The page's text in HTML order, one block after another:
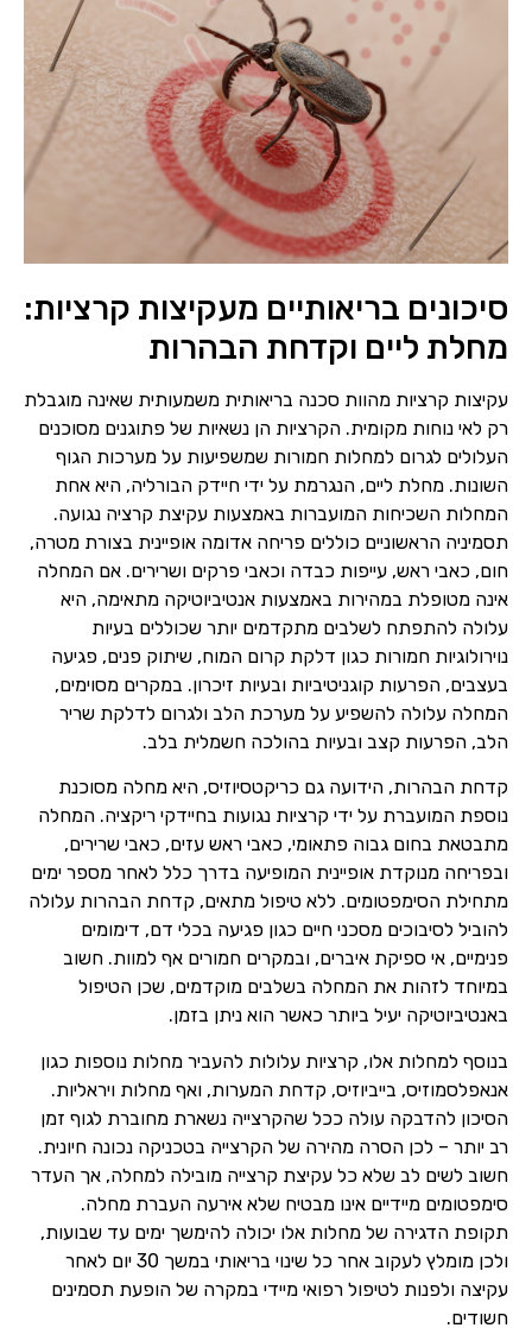
סיכונים בריאותיים מעקיצות קרציות:
מחלת ליים וקדחת הבהרות
עקיצות קרציות מהוות סכנה בריאותית משמעותית שאינה מוגבלת
רק לאי נוחות מקומית. הקרציות הן נשאיות של פתוגנים מסוכנים
העלולים לגרום למחלות חמורות שמשפיעות על מערכות הגוף
השונות. מחלת ליים, הנגרמת על ידי חיידק הבורליה, היא אחת
המחלות השכיחות המועברות באמצעות עקיצת קרציה נגועה.
תסמיניה הראשוניים כוללים פריחה אדומה אופיינית בצורת מטרה,
חום, כאבי ראש, עייפות כבדה וכאבי פרקים ושרירים. אם המחלה
אינה מטופלת במהירות באמצעות אנטיביוטיקה מתאימה, היא
עלולה להתפתח לשלבים מתקדמים יותר שכוללים בעיות
נוירולוגיות חמורות כגון דלקת קרום המוח, שיתוק פנים, פגיעה
בעצבים, הפרעות קוגניטיביות ובעיות זיכרון. במקרים מסוימים,
המחלה עלולה להשפיע על מערכת הלב ולגרום לדלקת שריר
הלב, הפרעות קצב ובעיות בהולכה חשמלית בלב.
קדחת הבהרות, הידועה גם כריקטסיוזיס, היא מחלה מסוכנת
נוספת המועברת על ידי קרציות נגועות בחיידקי ריקציה. המחלה
מתבטאת בחום גבוה פתאומי, כאבי ראש עזים, כאבי שרירים,
ובפריחה מנוקדת אופיינית המופיעה בדרך כלל לאחר מספר ימים
מתחילת הסימפטומים. ללא טיפול מתאים, קדחת הבהרות עלולה
להוביל לסיבוכים מסכני חיים כגון פגיעה בכלי דם, דימומים
פנימיים, אי ספיקת איברים, ובמקרים חמורים אף למוות. חשוב
במיוחד לזהות את המחלה בשלבים מוקדמים, שכן הטיפול
באנטיביוטיקה יעיל ביותר כאשר הוא ניתן בזמן.
בנוסף למחלות אלו, קרציות עלולות להעביר מחלות נוספות כגון
אנאפלסמוזיס, בייביוזיס, קדחת המערות, ואף מחלות ויראליות.
הסיכון להדבקה עולה ככל שהקרצייה נשארת מחוברת לגוף זמן
רב יותר – לכן הסרה מהירה של הקרצייה בטכניקה נכונה חיונית.
חשוב לשים לב שלא כל עקיצת קרצייה מובילה למחלה, אך העדר
סימפטומים מיידיים אינו מבטיח שלא אירעה העברת מחלה.
תקופת הדגירה של מחלות אלו יכולה להימשך ימים עד שבועות,
ולכן מומלץ לעקוב אחר כל שינוי בריאותי במשך 30 יום לאחר
עקיצה ולפנות לטיפול רפואי מיידי במקרה של הופעת תסמינים
חשודים.